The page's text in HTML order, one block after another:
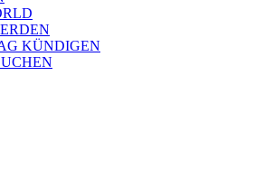
KÜNDIGEN